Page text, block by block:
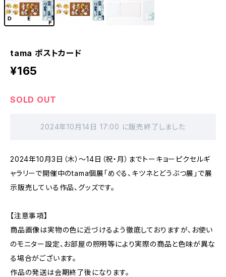
tama ポストカード
¥165
SOLD OUT
2024年10月14日 17:00 に販売終了しました
2024年10月3日（木）～14日（祝・月）までトーキョーピクセルギ
ャラリーで開催中のtama個展「めぐる、キツネとどうぶつ展」で展
示販売している作品、グッズです。
【注意事項】
商品画像は実物の色に近づけるよう徹底しておりますが、お使い
のモニター設定、お部屋の照明等により実際の商品と色味が異な
る場合がございます。
作品の発送は会期終了後になります。